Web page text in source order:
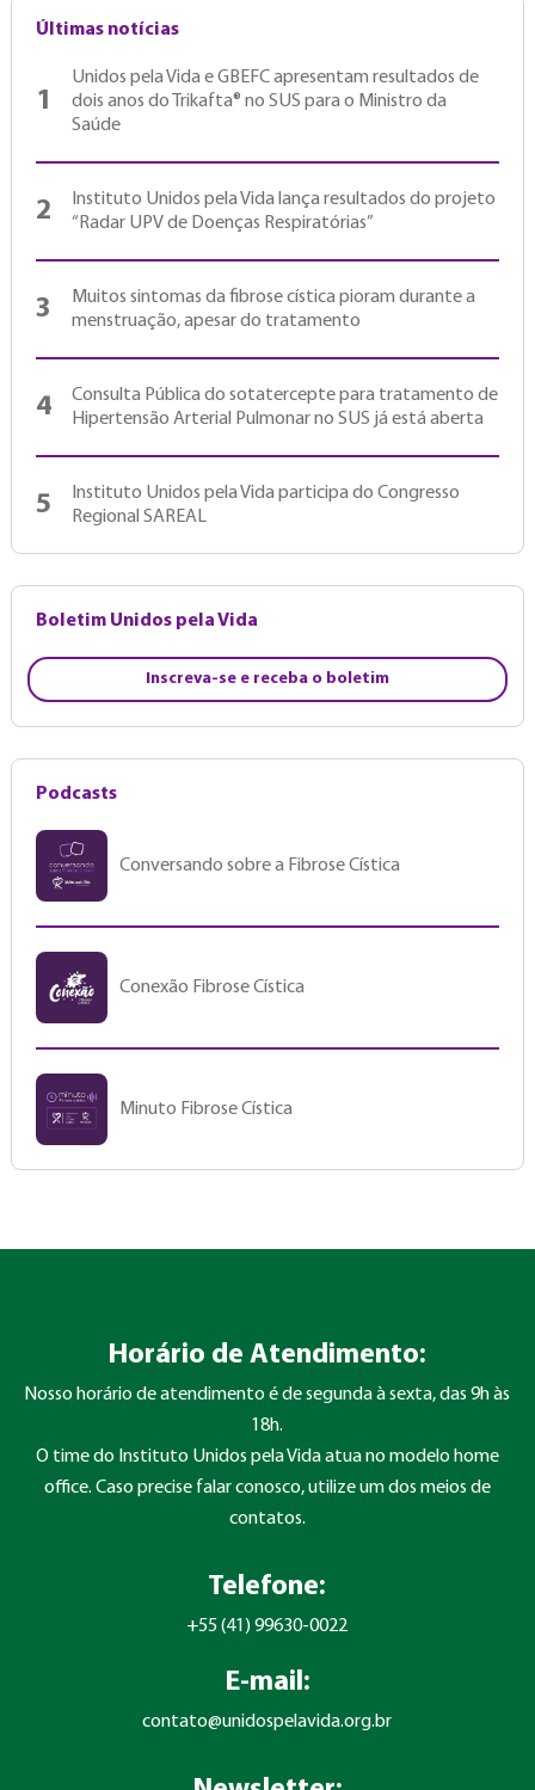
Últimas notícias
1
Unidos pela Vida e GBEFC apresentam resultados de
dois anos do Trikafta® no SUS para o Ministro da
Saúde
2
Instituto Unidos pela Vida lança resultados do projeto
“Radar UPV de Doenças Respiratórias”
3
Muitos sintomas da fibrose cística pioram durante a
menstruação, apesar do tratamento
4
Consulta Pública do sotatercepte para tratamento de
Hipertensão Arterial Pulmonar no SUS já está aberta
5
Instituto Unidos pela Vida participa do Congresso
Regional SAREAL
Boletim Unidos pela Vida
Inscreva-se e receba o boletim
Podcasts
Conversando sobre a Fibrose Cística
Conexão Fibrose Cística
Minuto Fibrose Cística
Horário de Atendimento:
Nosso horário de atendimento é de segunda à sexta, das 9h às
18h.
O time do Instituto Unidos pela Vida atua no modelo home
office. Caso precise falar conosco, utilize um dos meios de
contatos.
Telefone:
+55 (41) 99630-0022
E-mail:
contato@unidospelavida.org.br